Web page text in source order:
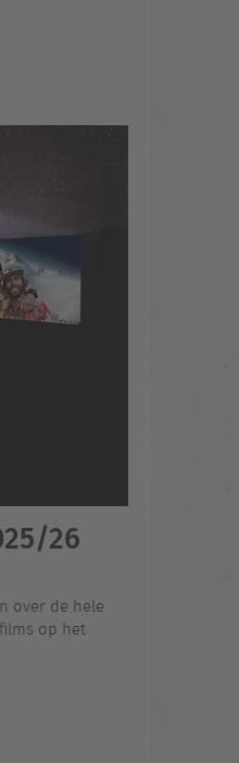
26
over de hele
op het